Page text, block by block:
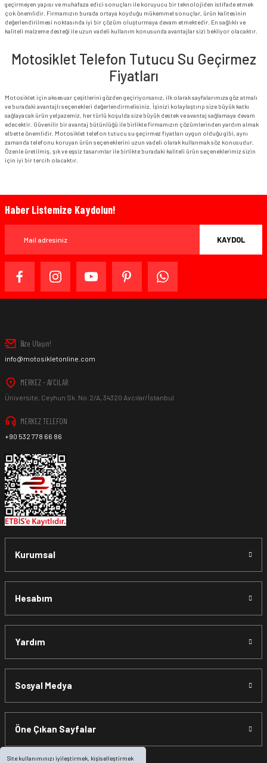
Site kullanımınızı iyileştirmek, kişiselleştirmek
geçirmeyen yapısı ve muhafaza edici sonuçları ile koruyucu bir teknolojiden istifade etmek
çok önemlidir. Firmamızın burada ortaya koyduğu mükemmel sonuçlar, ürün kalitesinin
değerlendirilmesi noktasında iyi bir çözüm oluşturmaya devam etmektedir. En sağlıklı ve
kaliteli malzeme desteği ile uzun vadeli kullanım konusunda avantajlar sizi bekliyor olacaktır.
Motosiklet Telefon Tutucu Su Geçirmez
Fiyatları
Motosiklet için aksesuar çeşitlerini gözden geçiriyorsanız, ilk olarak sayfalarımıza göz atmalı
ve buradaki avantajlı seçenekleri değerlendirmelisiniz. İşinizi kolaylaştırıp size büyük katkı
sağlayacak ürün yelpazemiz, her türlü koşulda size büyük destek ve avantaj sağlamaya devam
edecektir. Güvenilir bir avantaj bütünlüğü ile birlikte firmamızın çözümlerinden yardım almak
elbette önemlidir. Motosiklet telefon tutucu su geçirmez fiyatları uygun olduğu gibi, aynı
zamanda telefonu koruyan ürün seçeneklerini uzun vadeli olarak kullanmak söz konusudur.
Özenle üretilmiş, şık ve eşsiz tasarımlar ile birlikte buradaki kaliteli ürün seçeneklerimiz sizin
için iyi bir tercih olacaktır.
Haber Listemize Kaydolun!
KAYDOL
Bize Ulaşın!
info@motosikletonline.com
MERKEZ - AVCILAR
Üniversite, Ceyhun Sk. No:2/A, 34320 Avcılar/İstanbul
MERKEZ TELEFON
+90 532 778 66 86
Kurumsal
Hesabım
Yardım
Sosyal Medya
Öne Çıkan Sayfalar